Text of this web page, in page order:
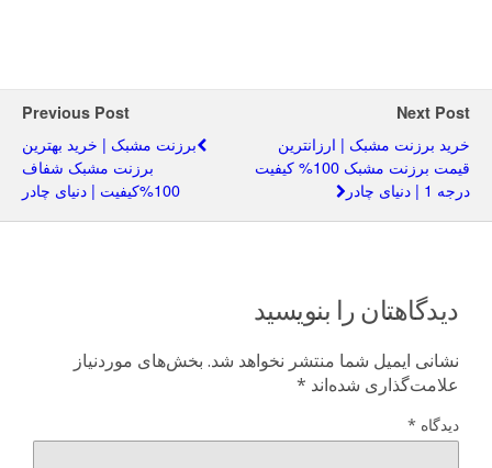
Previous Post
برزنت مشبک | خرید بهترین
برزنت مشبک شفاف
100%کیفیت | دنیای چادر
Next Post
خرید برزنت مشبک | ارزانترین
قیمت برزنت مشبک 100% کیفیت
درجه 1 | دنیای چادر
دیدگاهتان را بنویسید
نشانی ایمیل شما منتشر نخواهد شد. بخش‌های موردنیاز
علامت‌گذاری شده‌اند *
دیدگاه *